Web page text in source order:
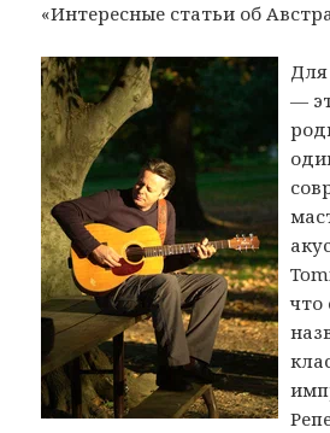
«Интересные статьи об
—
что